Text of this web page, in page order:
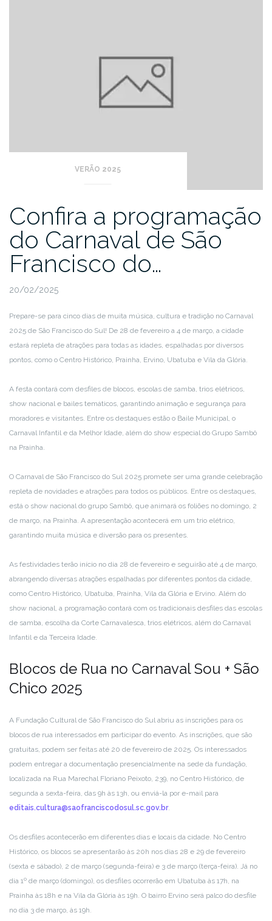
VERÃO 2025
Confira a programação
do Carnaval de São
Francisco do…
20/02/2025
Prepare-se para cinco dias de muita música, cultura e tradição no Carnaval
2025 de São Francisco do Sul! De 28 de fevereiro a 4 de março, a cidade
estará repleta de atrações para todas as idades, espalhadas por diversos
pontos, como o Centro Histórico, Prainha, Ervino, Ubatuba e Vila da Glória.
A festa contará com desfiles de blocos, escolas de samba, trios elétricos,
show nacional e bailes temáticos, garantindo animação e segurança para
moradores e visitantes. Entre os destaques estão o Baile Municipal, o
Carnaval Infantil e da Melhor Idade, além do show especial do Grupo Sambô
na Prainha.
O Carnaval de São Francisco do Sul 2025 promete ser uma grande celebração
repleta de novidades e atrações para todos os públicos. Entre os destaques,
está o show nacional do grupo Sambô, que animará os foliões no domingo, 2
de março, na Prainha. A apresentação acontecerá em um trio elétrico,
garantindo muita música e diversão para os presentes.
As festividades terão início no dia 28 de fevereiro e seguirão até 4 de março,
abrangendo diversas atrações espalhadas por diferentes pontos da cidade,
como Centro Histórico, Ubatuba, Prainha, Vila da Glória e Ervino. Além do
show nacional, a programação contará com os tradicionais desfiles das escolas
de samba, escolha da Corte Carnavalesca, trios elétricos, além do Carnaval
Infantil e da Terceira Idade.
Blocos de Rua no Carnaval Sou + São
Chico 2025
A Fundação Cultural de São Francisco do Sul abriu as inscrições para os
blocos de rua interessados em participar do evento. As inscrições, que são
gratuitas, podem ser feitas até 20 de fevereiro de 2025. Os interessados
podem entregar a documentação presencialmente na sede da fundação,
localizada na Rua Marechal Floriano Peixoto, 239, no Centro Histórico, de
segunda a sexta-feira, das 9h às 13h, ou enviá-la por e-mail para
editais.cultura@saofranciscodosul.sc.gov.br.
Os desfiles acontecerão em diferentes dias e locais da cidade. No Centro
Histórico, os blocos se apresentarão às 20h nos dias 28 e 29 de fevereiro
(sexta e sábado), 2 de março (segunda-feira) e 3 de março (terça-feira). Já no
dia 1º de março (domingo), os desfiles ocorrerão em Ubatuba às 17h, na
Prainha às 18h e na Vila da Glória às 19h. O bairro Ervino será palco do desfile
no dia 3 de março, às 19h.